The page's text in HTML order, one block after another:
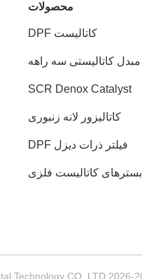
محصولات
کاتالیست DPF
مبدل کاتالیستی سه راهه
SCR Denox Catalyst
کاتالیزور لانه زنبوری
فیلتر ذرات دیزل DPF
بسترهای کاتالیست فلزی